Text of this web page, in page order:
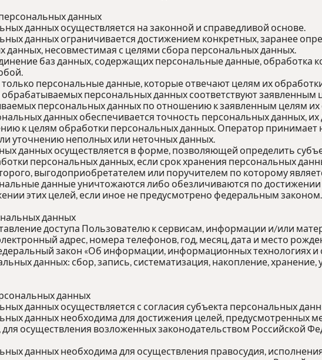
данных
данных осуществляется на законной и справедливой основе.
данных ограничивается достижением конкретных, заранее
данных, несовместимая с целями сбора персональных данных.
баз данных, содержащих персональные данные, обработка
персональные данные, которые отвечают целям их
персональных данных соответствуют заявленным
персональных данных по отношению к заявленным целям их
данных обеспечивается точность персональных данных, их
к целям обработки персональных данных. Оператор
уточнению неполных или неточных данных.
данных осуществляется в форме, позволяющей определить
персональных данных, если срок хранения персональных
выгодоприобретателем или поручителем по которому
данные уничтожаются либо обезличиваются по достижении
этих целей, если иное не предусмотрено федеральным законом.
данных
доступа Пользователю к сервисам, информации и/или
адрес, номера телефонов, год, месяц, дата и место
закон «Об информации, информационных технологиях и
данных: сбор, запись, систематизация, накопление,
данных
данных осуществляется с согласия субъекта персональных
данных необходима для достижения целей, предусмотренных
осуществления возложенных законодательством Российской
данных необходима для осуществления правосудия, исполнения